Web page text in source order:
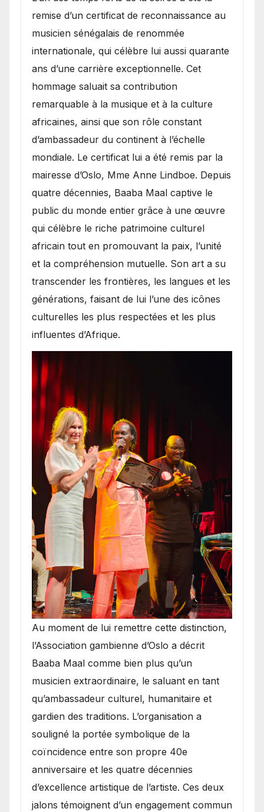
remise d’un certificat de reconnaissance au
musicien sénégalais de renommée
internationale, qui célèbre lui aussi quarante
ans d’une carrière exceptionnelle. Cet
hommage saluait sa contribution
remarquable à la musique et à la culture
africaines, ainsi que son rôle constant
d’ambassadeur du continent à l’échelle
mondiale. Le certificat lui a été remis par la
mairesse d’Oslo, Mme Anne Lindboe. Depuis
quatre décennies, Baaba Maal captive le
public du monde entier grâce à une œuvre
qui célèbre le riche patrimoine culturel
africain tout en promouvant la paix, l’unité
et la compréhension mutuelle. Son art a su
transcender les frontières, les langues et les
générations, faisant de lui l’une des icônes
culturelles les plus respectées et les plus
influentes d’Afrique.
​Au moment de lui remettre cette distinction,
l’Association gambienne d’Oslo a décrit
Baaba Maal comme bien plus qu’un
musicien extraordinaire, le saluant en tant
qu’ambassadeur culturel, humanitaire et
gardien des traditions. L’organisation a
souligné la portée symbolique de la
coïncidence entre son propre 40e
anniversaire et les quatre décennies
d’excellence artistique de l’artiste. Ces deux
jalons témoignent d’un engagement commun